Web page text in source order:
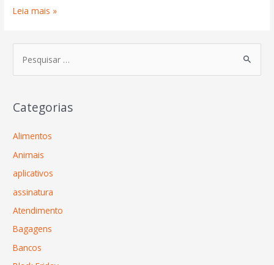
Leia mais »
Categorias
Alimentos
Animais
aplicativos
assinatura
Atendimento
Bagagens
Bancos